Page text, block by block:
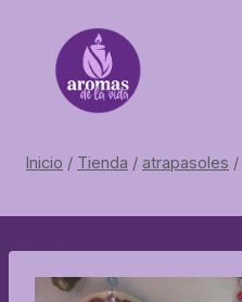
contenido
Inicio / Tienda / atrapasoles /